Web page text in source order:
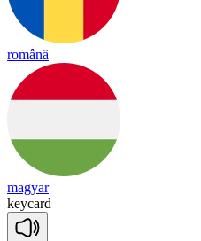
română
magyar
keycard